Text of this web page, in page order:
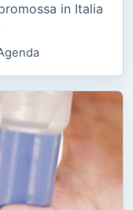
in Italia